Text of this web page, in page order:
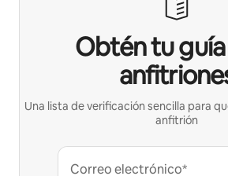
Obtén tu
Una lista de verificación sencilla para
anfitrión
Correo electrónico*